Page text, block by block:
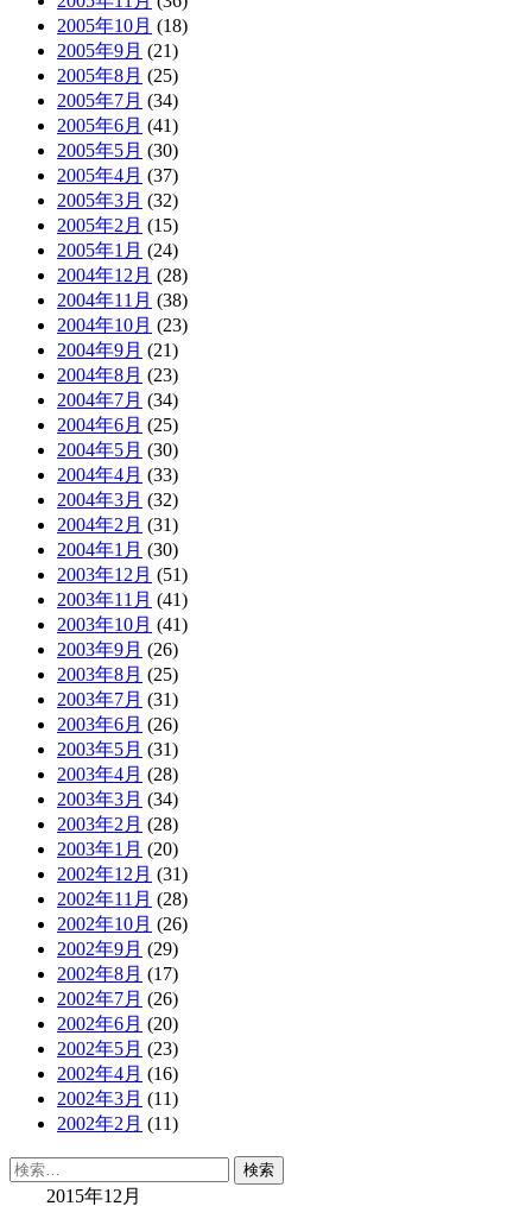
2005年10月 (18)
2005年9月 (21)
2005年8月 (25)
2005年7月 (34)
2005年6月 (41)
2005年5月 (30)
2005年4月 (37)
2005年3月 (32)
2005年2月 (15)
2005年1月 (24)
2004年12月 (28)
2004年11月 (38)
2004年10月 (23)
2004年9月 (21)
2004年8月 (23)
2004年7月 (34)
2004年6月 (25)
2004年5月 (30)
2004年4月 (33)
2004年3月 (32)
2004年2月 (31)
2004年1月 (30)
2003年12月 (51)
2003年11月 (41)
2003年10月 (41)
2003年9月 (26)
2003年8月 (25)
2003年7月 (31)
2003年6月 (26)
2003年5月 (31)
2003年4月 (28)
2003年3月 (34)
2003年2月 (28)
2003年1月 (20)
2002年12月 (31)
2002年11月 (28)
2002年10月 (26)
2002年9月 (29)
2002年8月 (17)
2002年7月 (26)
2002年6月 (20)
2002年5月 (23)
2002年4月 (16)
2002年3月 (11)
2002年2月 (11)
検
2015年12月